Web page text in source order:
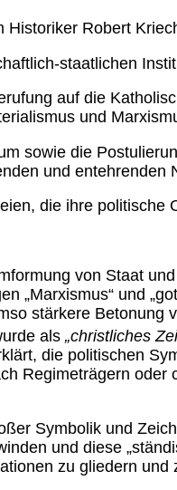
Robert
staatlichen
auf die
und
sowie die
und entehrenden
die ihre politische
von Staat
„Marxismus“ und
stärkere
als „christliches
die politischen
Regimeträgern
Symbolik und
und diese
zu gliedern und